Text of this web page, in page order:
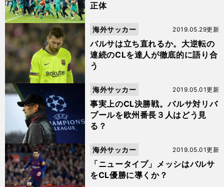
正体
バルサは立ち直れるか。大逆転の
連続のCLを達人が徹底的に語り合
う
2019.05.29更新
海外サッカー
事実上のCL決勝戦。バルサ対リバ
プールを欧州番長３人はどう見
る？
2019.05.01更新
海外サッカー
「ニュータイプ」メッシはバルサ
をCL優勝に導くか？
2019.05.01更新
海外サッカー